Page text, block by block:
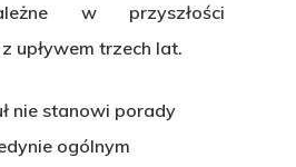
w przyszłości
upływem trzech lat.
nie stanowi porady
ogólnym